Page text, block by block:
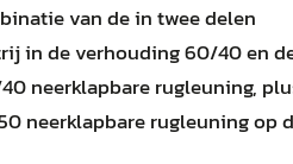
van de in twee delen
in de verhouding 60/40 en
neerklapbare rugleuning,
neerklapbare rugleuning op